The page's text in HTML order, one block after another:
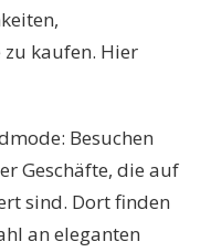
kaufen. Hier
Besuchen
Geschäfte, die auf
sind. Dort finden
an eleganten